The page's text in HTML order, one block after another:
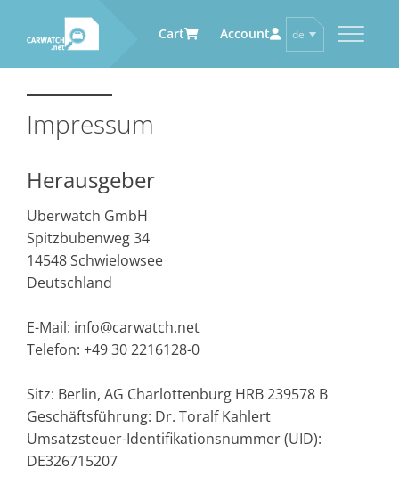
Cart Account de
en
CARWATCH
Was – ist Carwatch?
Daten?
Wer– betreibt Carwatch?
CARWATCH FÜR
CARWATCH FÜR
CARWATCH FÜR ZULIEFERER
Carwatch Weekly
Impressum
Herausgeber
Uberwatch GmbH
Spitzbubenweg 34
14548 Schwielowsee
Deutschland
E-Mail: info@carwatch.net
Telefon: +49 30 2216128-0
Sitz: Berlin, AG Charlottenburg HRB 239578 B
Geschäftsführung: Dr. Toralf Kahlert
Umsatzsteuer-Identifikationsnummer (UID):
DE326715207